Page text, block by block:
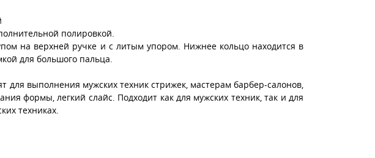
полировкой.
на верхней ручке и с литым упором. Нижнее кольцо находится в
для большого пальца.
для выполнения мужских техник стрижек, мастерам барбер-салонов,
формы, легкий слайс. Подходит как для мужских техник, так и для
техниках.